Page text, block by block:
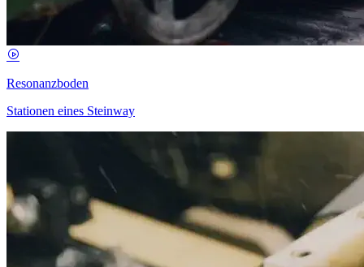
Resonanzboden
Stationen eines Steinway